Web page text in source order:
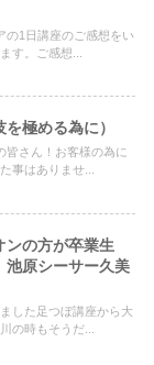
の1日講座のご感想をい
す。ご感想...
極める為に）
皆さん！お客様の為に
事はありませ...
ンの方が卒業生
池原シーサー久美
した足つぼ講座から大
の時もそうだ...